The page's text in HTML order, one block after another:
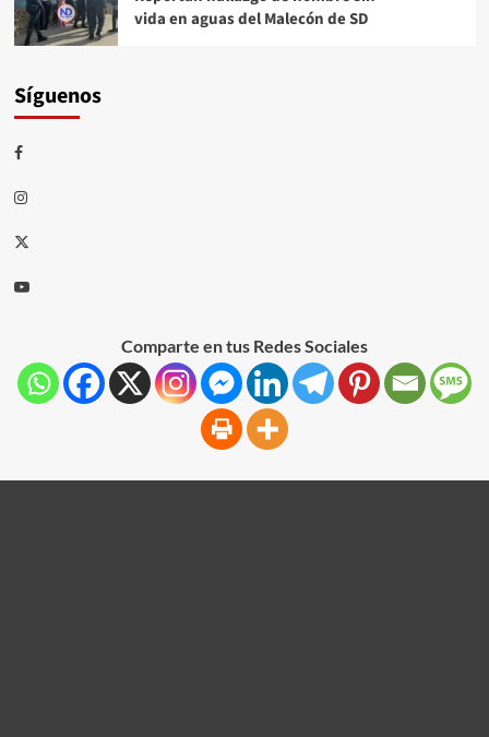
vida en aguas del Malecón de SD
Síguenos
Comparte en tus Redes Sociales